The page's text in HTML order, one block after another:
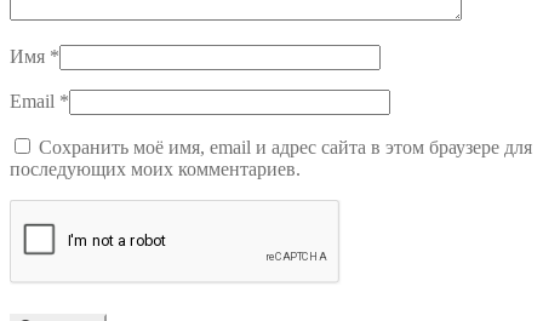
Имя *
Email *
Сохранить моё имя, email и адрес сайта в этом браузере для
последующих моих комментариев.